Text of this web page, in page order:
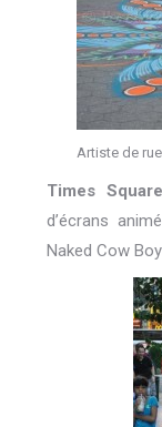
Artiste de
Times Square
d’écrans
Naked Cow